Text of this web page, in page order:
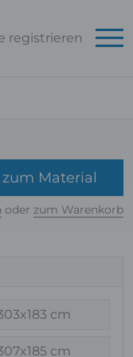
registrieren
Material
oder zum Warenkorb
cm
cm